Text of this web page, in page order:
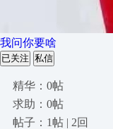
我问你要啥
已关注 私信
精华：0帖
求助：0帖
帖子：1帖 | 2回